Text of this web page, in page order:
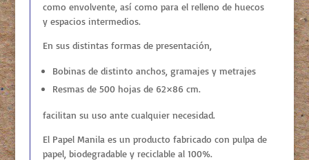
como envolvente, así como para el relleno de huecos
y espacios intermedios.
En sus distintas formas de presentación,
Bobinas de distinto anchos, gramajes y metrajes
Resmas de 500 hojas de 62×86 cm.
facilitan su uso ante cualquier necesidad.
El Papel Manila es un producto fabricado con pulpa de
papel, biodegradable y reciclable al 100%.